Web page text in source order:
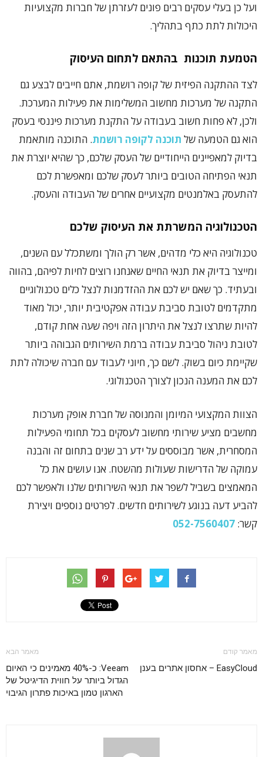
ועל כן בעלי עסקים רבים פונים לעזרתן של חברות מקצועיות
היכולות לתת כתף בתהליך.
הטמעת תוכנות בהתאם לתחום העיסוק
לצד ההתקנה הפיזית של קופה רושמת, אתם חייבים לבצע גם
התקנה של מערכות מחשוב המשלימות את פעילות המערכת.
ולכן, לא פחות חשוב בעבודה על התקנת מערכות פיננסי בעסק
הוא גם הטמעה של תוכנה לקופה רושמת. התוכנה מותאמת
בדיוק למאפיינים הייחודיים של העסק שלכם, כך שהיא יוצרת את
תנאי הפתיחה הטובים ביותר לעסק שלכם ומאפשרת לכם
להתעסק באלמנטים מקצועיים אחרים של העבודה והעסק.
הטכנולוגיה המשרתת את העיסוק שלכם
טכנולוגיה היא כלי מדהים, אשר רק הולך ומשתכלל עם השנים,
ומייצר בדיוק את תנאי החיים שאנחנו רוצים לחיות לפיהם, בהווה
ובעתיד. כך שאם יש לכם את ההזדמנות לנצל כלים טכנולוגיים
מתקדמים לטובת סביבת עבודה אפקטיבית יותר, יכול מאוד
להיות שתרצו לנצל את היתרון הזה ויפה שעה אחת קודם,
לטובת ניהול סביבת עבודה ברמת השירותים הגבוהה ביותר
שקיימת כיום בשוק. לשם כך, חיוני לעבוד עם חברה שיכולה לתת
לכם את המענה הנכון לצורך הטכנולוגי.
הצוות המקצועי המיומן והמנוסה של חברת אופק מערכות
מחשבים מציע שירותי מחשוב לעסקים בכל תחומי הפעילות
המסחרית, אשר מבוססים על ידע רב שנים בתחום זה והבנה
עמוקה של הדרישות שעולות מהשטח. אנו עושים את כל
המאמצים בשביל לשפר את תנאי השירותים שלנו ולאפשר לכם
להביע דעה בנוגע לשירותים חדשים. לפרטים נוספים ויצירת
קשר: 052-7560407
מאמר קודם
EasyCloud – אחסון אתרים בענן
מאמר הבא
Veeam: כ-40% מאמינים כי האיום
הגדול ביותר על חווית הדיגיטל של
הארגון טמון באיכות פתרון הגיבוי